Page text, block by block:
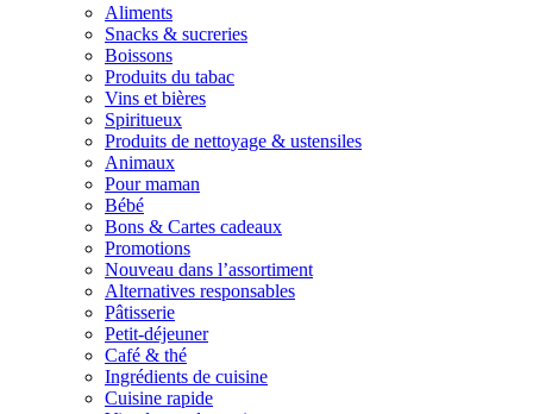
Aliments
Snacks & sucreries
Boissons
Produits du tabac
Vins et bières
Spiritueux
Produits de nettoyage & ustensiles
Animaux
Pour maman
Bébé
Bons & Cartes cadeaux
Promotions
Nouveau dans l’assortiment
Alternatives responsables
Pâtisserie
Petit-déjeuner
Café & thé
Ingrédients de cuisine
Cuisine rapide